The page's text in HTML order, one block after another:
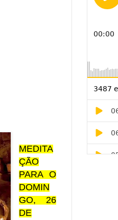
MEDITA
ÇÃO
PARA O
DOMIN
GO, 26
DE